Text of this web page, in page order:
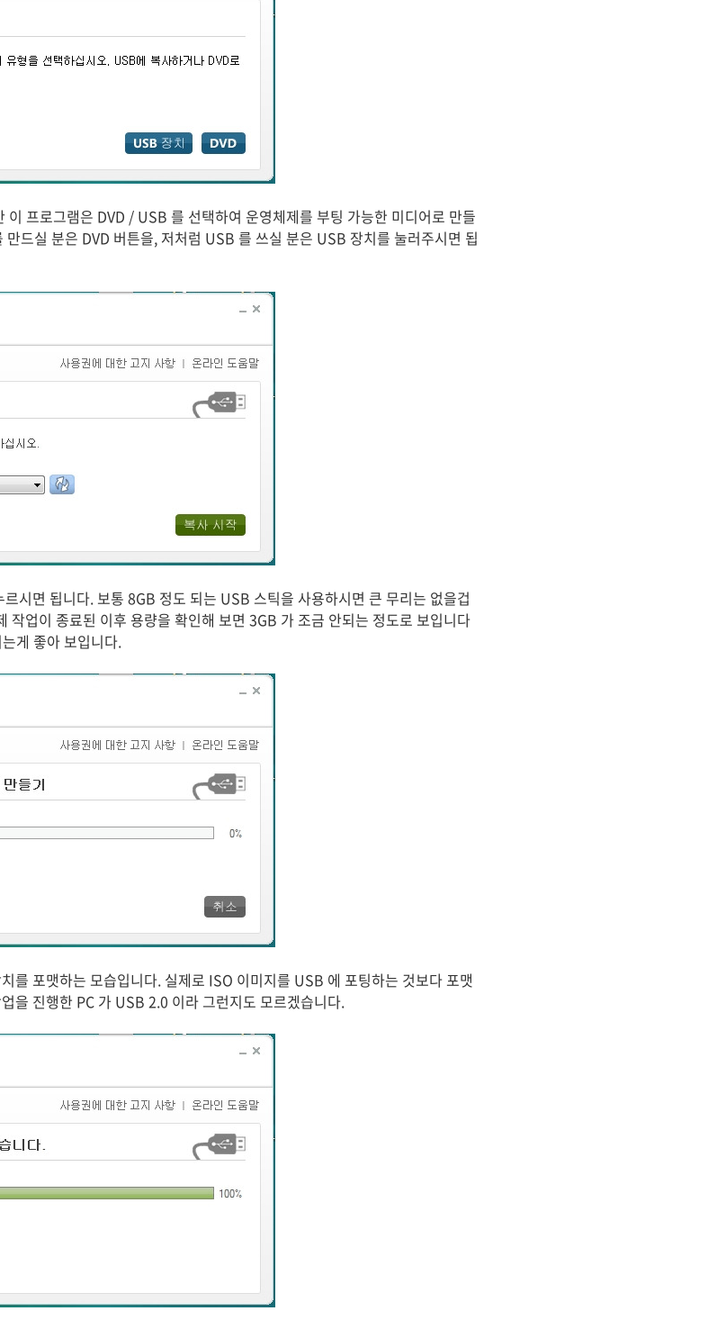
이 프로그램은 DVD / USB 를 선택하여 운영체제를 부팅 가능한 미디어로 만들
드실 분은 DVD 버튼을, 저처럼 USB 를 쓰실 분은 USB 장치를 눌러주시면 됩
시면 됩니다. 보통 8GB 정도 되는 USB 스틱을 사용하시면 큰 무리는 없을겁
업이 종료된 이후 용량을 확인해 보면 3GB 가 조금 안되는 정도로 보입니다
게 좋아 보입니다.
를 포맷하는 모습입니다. 실제로 ISO 이미지를 USB 에 포팅하는 것보다 포맷
을 진행한 PC 가 USB 2.0 이라 그런지도 모르겠습니다.